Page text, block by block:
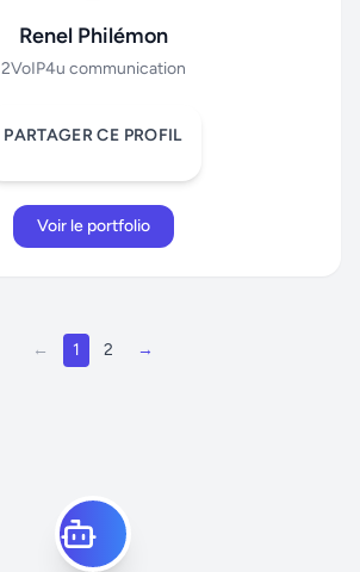
Renel Philémon
2VoIP4u communication
PARTAGER CE PROFIL
Voir le portfolio
← 1 2 →